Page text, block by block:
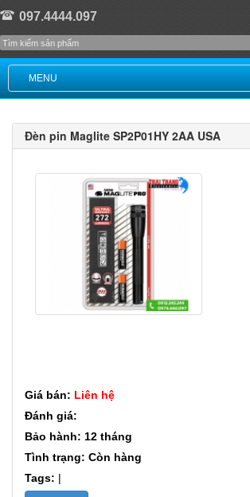
097.4444.097
MENU
Đèn pin Maglite SP2P01HY 2AA USA
Giá bán: Liên hệ
Đánh giá:
Bảo hành: 12 tháng
Tình trạng: Còn hàng
Tags: |